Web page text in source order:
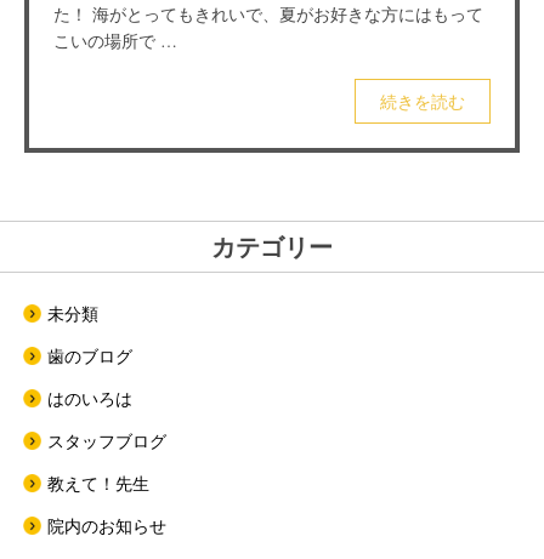
た！ 海がとってもきれいで、夏がお好きな方にはもって
こいの場所で …
続きを読む
カテゴリー
未分類
歯のブログ
はのいろは
スタッフブログ
教えて！先生
院内のお知らせ